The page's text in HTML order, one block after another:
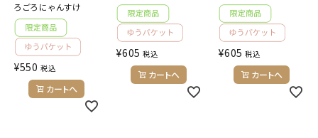
ろごろにゃんすけ
¥550 税込
カートへ
¥605 税込
カートへ
¥605 税込
カートへ